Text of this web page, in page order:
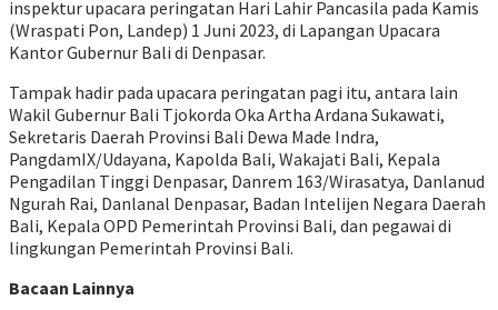
inspektur upacara peringatan Hari Lahir Pancasila pada Kamis
(Wraspati Pon, Landep) 1 Juni 2023, di Lapangan Upacara
Kantor Gubernur Bali di Denpasar.
Tampak hadir pada upacara peringatan pagi itu, antara lain
Wakil Gubernur Bali Tjokorda Oka Artha Ardana Sukawati,
Sekretaris Daerah Provinsi Bali Dewa Made Indra,
PangdamIX/Udayana, Kapolda Bali, Wakajati Bali, Kepala
Pengadilan Tinggi Denpasar, Danrem 163/Wirasatya, Danlanud
Ngurah Rai, Danlanal Denpasar, Badan Intelijen Negara Daerah
Bali, Kepala OPD Pemerintah Provinsi Bali, dan pegawai di
lingkungan Pemerintah Provinsi Bali.
Bacaan Lainnya